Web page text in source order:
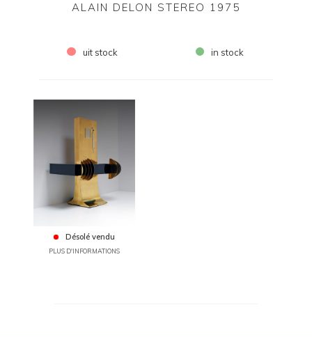
ALAIN DELON STEREO 1975
uit stock in stock
Désolé vendu
PLUS D'INFORMATIONS